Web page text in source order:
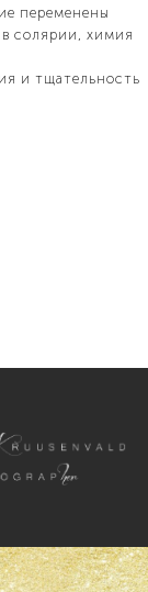
переменены
в coлярии, химия
и тщательность